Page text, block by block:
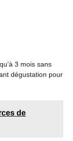
3 mois sans
dégustation pour
de